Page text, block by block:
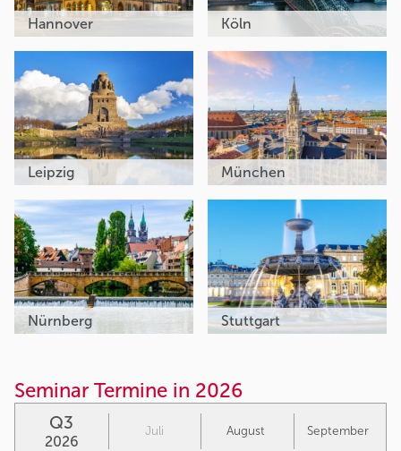
Hannover Köln
Leipzig München
Nürnberg Stuttgart
Seminar Termine in 2026
Q3
2026
Juli August September